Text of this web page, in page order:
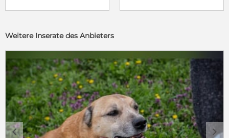
Weitere Inserate des Anbieters
c d